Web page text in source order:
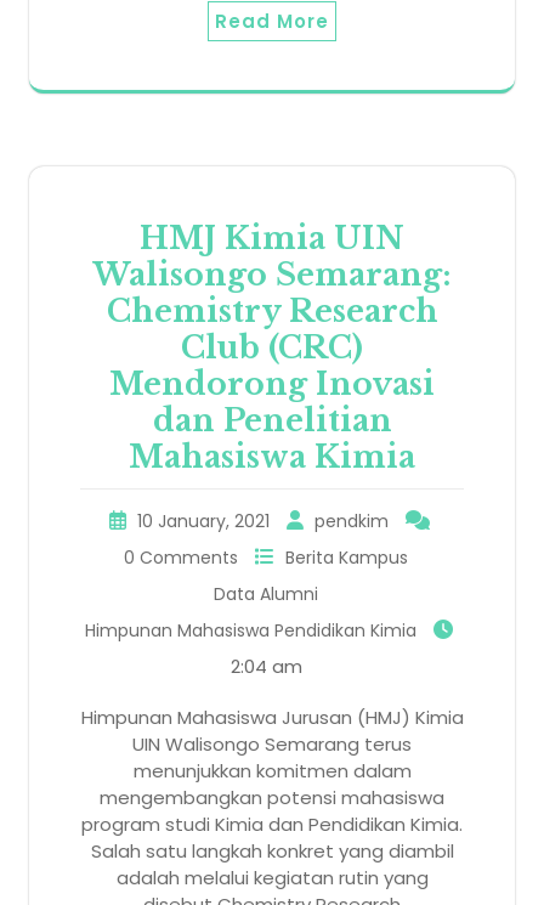
Read More
HMJ Kimia UIN
Walisongo Semarang:
Chemistry Research
Club (CRC)
Mendorong Inovasi
dan Penelitian
Mahasiswa Kimia
10 January, 2021
pendkim
0 Comments
Berita Kampus
Data Alumni
Himpunan Mahasiswa Pendidikan Kimia
2:04 am
Himpunan Mahasiswa Jurusan (HMJ) Kimia
UIN Walisongo Semarang terus
menunjukkan komitmen dalam
mengembangkan potensi mahasiswa
program studi Kimia dan Pendidikan Kimia.
Salah satu langkah konkret yang diambil
adalah melalui kegiatan rutin yang